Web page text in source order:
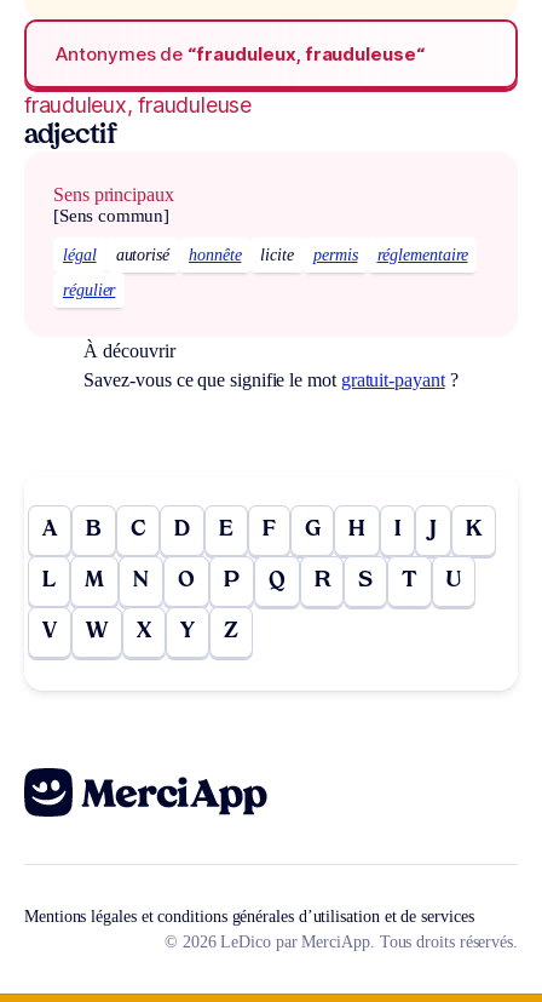
Antonymes de “frauduleux, frauduleuse“
frauduleux, frauduleuse
adjectif
Sens principaux
[Sens commun]
légal autorisé honnête licite permis
réglementaire
régulier
À découvrir
Savez-vous ce que signifie le mot gratuit-payant?
A B C D E F G H I J K
L M N O P Q R S T U
V W X Y Z
Mentions légales et conditions générales d’utilisation et de services
© 2026 LeDico par MerciApp. Tous droits réservés.